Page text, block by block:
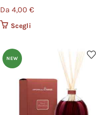
Da 4,00 €
Scegli
NEW